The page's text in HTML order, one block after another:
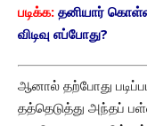
படிக்க: தனியார்
விடிவு எப்போது?
ஆனால் தற்போது
தத்தெடுத்து அந்தப்